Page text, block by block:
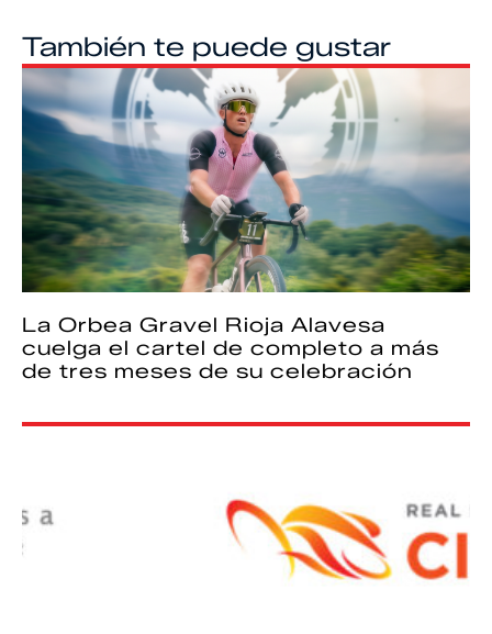
También te puede gustar
La Orbea Gravel Rioja Alavesa
cuelga el cartel de completo a más
de tres meses de su celebración